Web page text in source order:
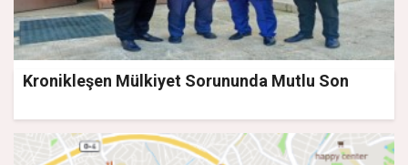
Kronikleşen Mülkiyet Sorununda Mutlu Son